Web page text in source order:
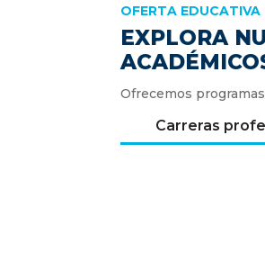
OFERTA EDUCATIVA
EXPLORA
Ofrecemos
Carreras